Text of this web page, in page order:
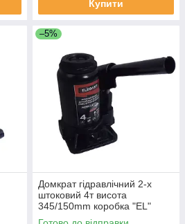
Купити
–5%
Домкрат гідравлічний 2-х
штоковий 4т висота
345/150mm коробка "EL"
335004